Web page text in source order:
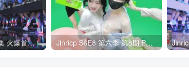
Jinricp 第一季 第1集 火爆首播&VIP小黑屋首秀 中文字幕 Jinricp S6E8 第六季 第8期 PK&Boss战 中英韩简繁字幕